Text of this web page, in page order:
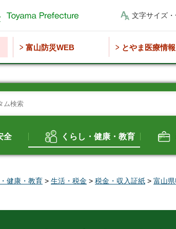
文字サイズ
富山防災WEB とやま医療情
全 くらし・健康・教育
健康・教育 > 生活・税金 > 税金・収入証紙 > 富山